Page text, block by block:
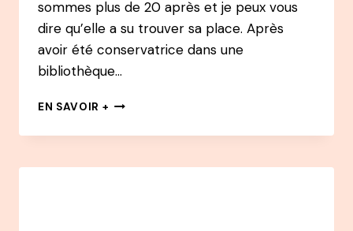
sommes plus de 20 après et je peux vous
dire qu’elle a su trouver sa place. Après
avoir été conservatrice dans une
bibliothèque…
EN SAVOIR + 81
–
PIERRE